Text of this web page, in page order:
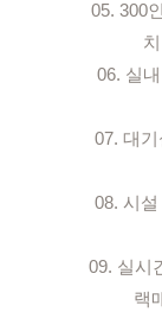
05. 300
06. 실
07. 대
08. 시
09. 실시
랙